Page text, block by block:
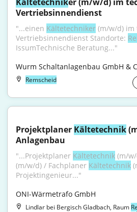
Vertriebsinnendienst
"...einen Kältetechniker (m/w/d) im
Vertriebsinnendienst Standorte:
IssumTechnische Beratung..."
Wurm Schaltanlagenbau GmbH &
Remscheid
Projektplaner Kältetechnik
Anlagenbau
"...Projektplaner Kältetechnik (m/
(m/w/d) / Fachplaner Kältetechnik
Projektingenieur..."
ONI-Wärmetrafo GmbH
Lindlar bei Bergisch Gladbach, Raum